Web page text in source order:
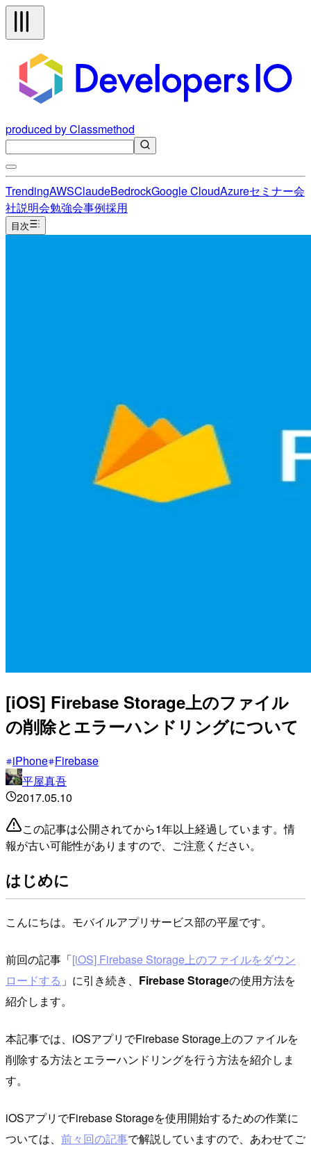
produced by Classmethod
TrendingAWSClaudeBedrockGoogle CloudAzureセミナー会
社説明会勉強会事例採用
目次
[iOS] Firebase Storage上のファイル
の削除とエラーハンドリングについて
iPhone Firebase
平屋真吾
2017.05.10
この記事は公開されてから1年以上経過しています。情
報が古い可能性がありますので、ご注意ください。
はじめに
こんにちは。モバイルアプリサービス部の平屋です。
前回の記事「[iOS] Firebase Storage上のファイルをダウン
ロードする 」に引き続き、 Firebase Storageの使用方法を
紹介します。
本記事では、iOSアプリでFirebase Storage上のファイルを
削除する方法とエラーハンドリングを行う方法を紹介しま
す。
iOSアプリでFirebase Storageを使用開始するための作業に
ついては、 前々回の記事で解説していますので、あわせてご